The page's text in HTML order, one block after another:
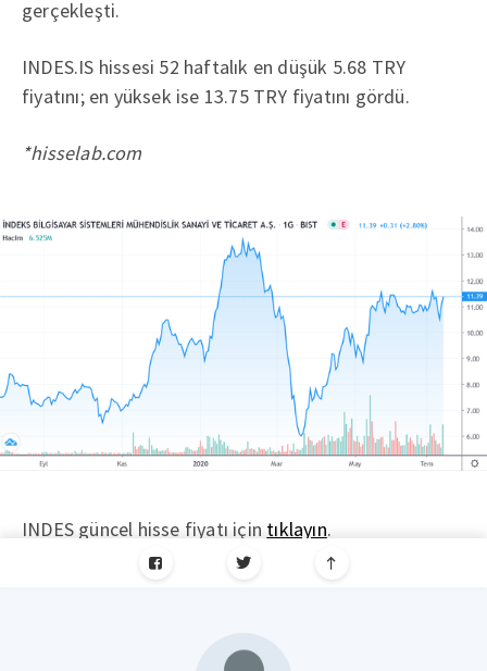
gerçekleşti.
INDES.IS hissesi 52 haftalık en düşük 5.68 TRY
fiyatını; en yüksek ise 13.75 TRY fiyatını gördü.
*hisselab.com
INDES güncel hisse fiyatı için tıklayın.